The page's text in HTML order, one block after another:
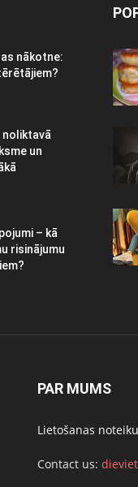
nākotne:
noliktavā
un
– kā
risinājumu
PAR MUMS
Lietošanas
Contact us: